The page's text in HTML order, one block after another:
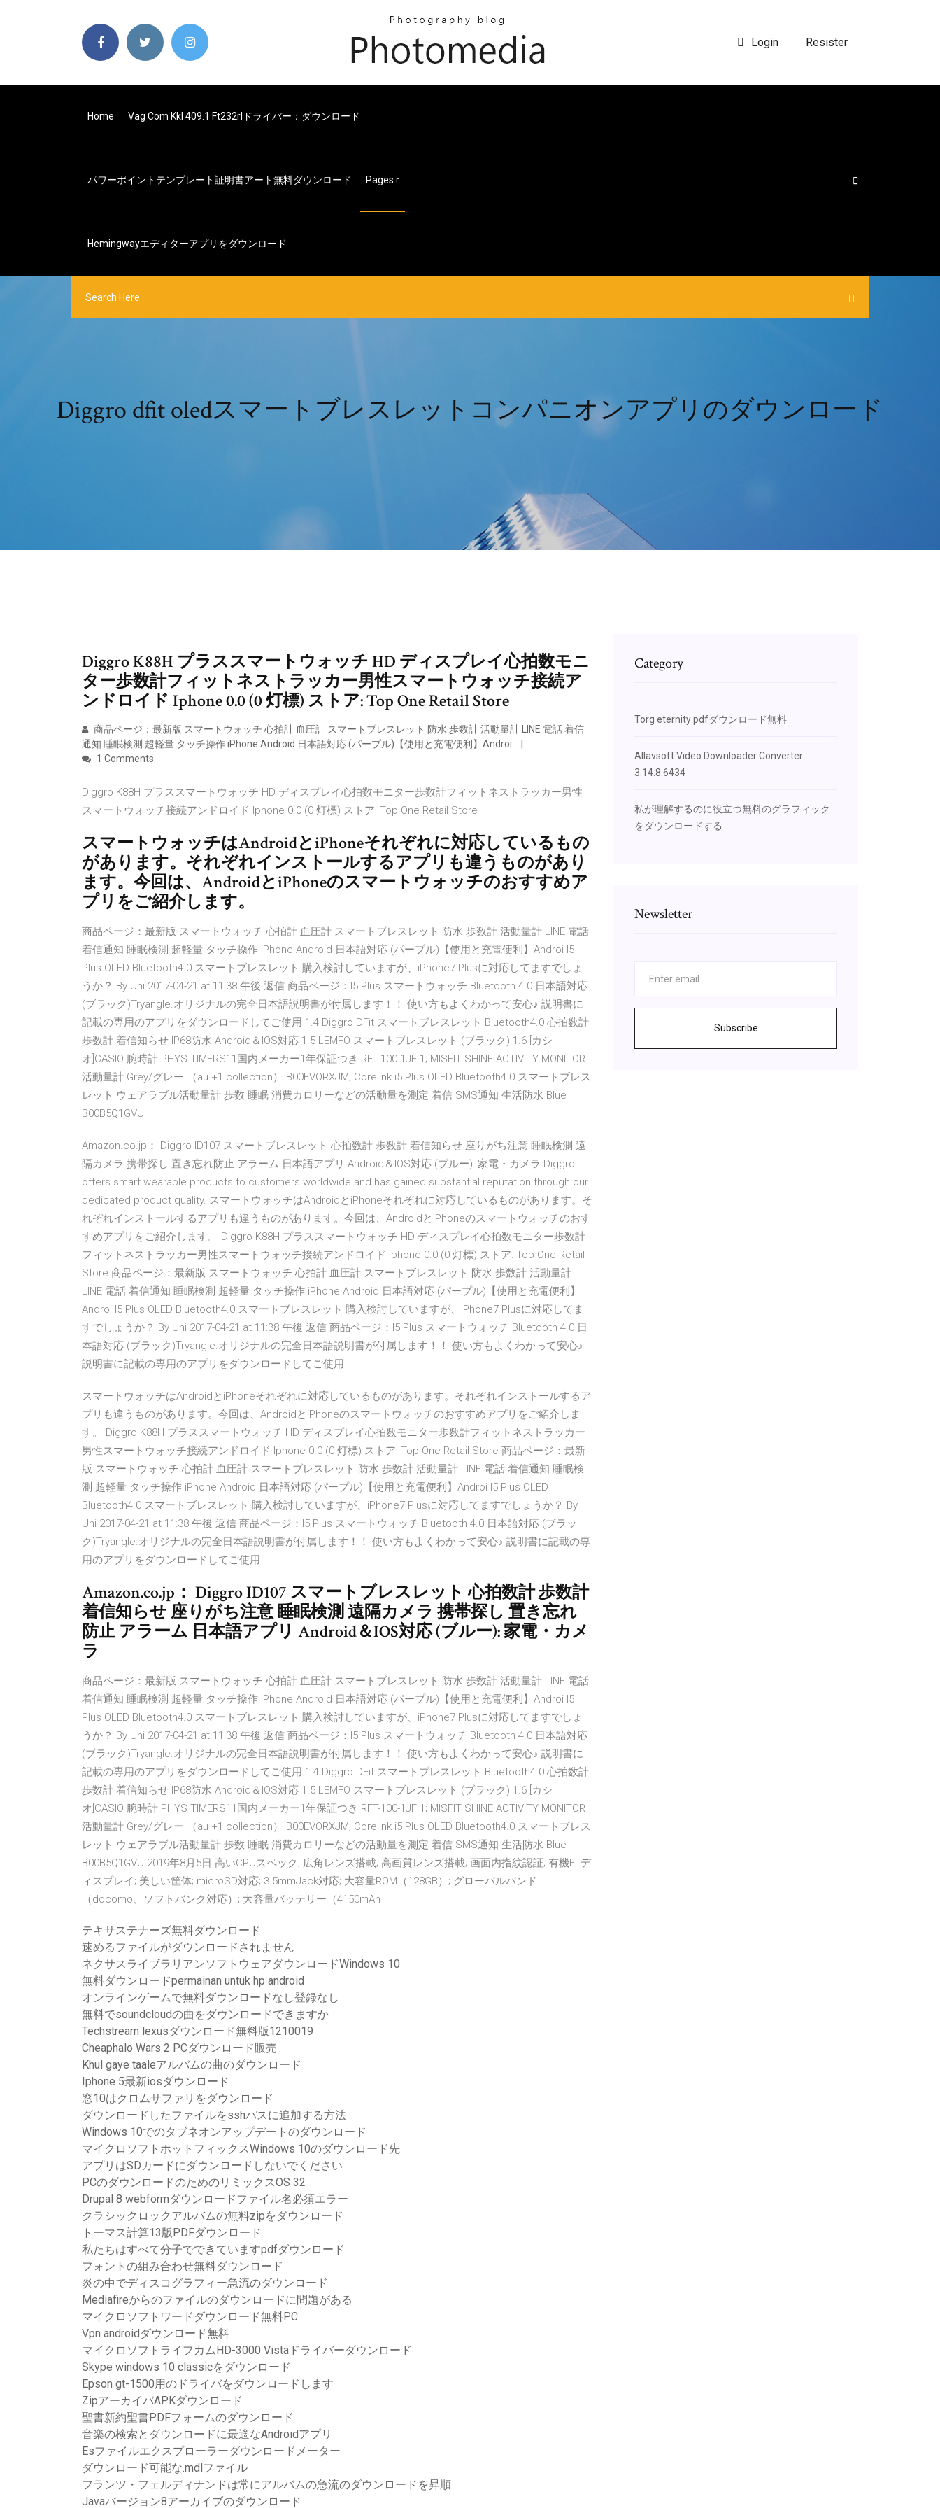
Login | Resister
Home Vag Com Kkl 409.1 Ft232rlドライバー：ダウンロード
パワーポイントテンプレート証明書アート無料ダウンロード Pages
Hemingwayエディターアプリをダウンロード
Diggro dfit oledスマートブレスレットコンパニオンアプリのダウンロード
Diggro K88H プラススマートウォッチ HD ディスプレイ心拍数モニ
ター歩数計フィットネストラッカー男性スマートウォッチ接続ア
ンドロイド Iphone 0.0 (0 灯標) ストア: Top One Retail Store
商品ページ：最新版 スマートウォッチ 心拍計 血圧計 スマートブレスレット 防水 歩数計 活動量計 LINE 電話 着信
通知 睡眠検測 超軽量 タッチ操作 iPhone Android 日本語対応 (パープル)【使用と充電便利】Androi
1 Comments
Diggro K88H プラススマートウォッチ HD ディスプレイ心拍数モニター歩数計フィットネストラッカー男性
スマートウォッチ接続アンドロイド Iphone 0.0 (0 灯標) ストア: Top One Retail Store
スマートウォッチはAndroidとiPhoneそれぞれに対応しているもの
があります。それぞれインストールするアプリも違うものがあり
ます。今回は、AndroidとiPhoneのスマートウォッチのおすすめア
プリをご紹介します。
商品ページ：最新版 スマートウォッチ 心拍計 血圧計 スマートブレスレット 防水 歩数計 活動量計 LINE 電話
着信通知 睡眠検測 超軽量 タッチ操作 iPhone Android 日本語対応 (パープル)【使用と充電便利】Androi I5
Plus OLED Bluetooth4.0 スマートブレスレット 購入検討していますが、iPhone7 Plusに対応してますでしょ
うか？ By Uni 2017-04-21 at 11:38 午後 返信 商品ページ：I5 Plus スマートウォッチ Bluetooth 4.0 日本語対応
(ブラック)Tryangle.オリジナルの完全日本語説明書が付属します！！ 使い方もよくわかって安心♪ 説明書に
記載の専用のアプリをダウンロードしてご使用 1.4 Diggro DFit スマートブレスレット Bluetooth4.0 心拍数計
歩数計 着信知らせ IP68防水 Android＆IOS対応 1.5 LEMFO スマートブレスレット (ブラック) 1.6 [カシ
オ]CASIO 腕時計 PHYS TIMERS11国内メーカー1年保証つき RFT-100-1JF 1; MISFIT SHINE ACTIVITY MONITOR
活動量計 Grey/グレー （au +1 collection） B00EVORXJM; Corelink i5 Plus OLED Bluetooth4.0 スマートブレス
レット ウェアラブル活動量計 歩数 睡眠 消費カロリーなどの活動量を測定 着信 SMS通知 生活防水 Blue
B00B5Q1GVU
Amazon.co.jp： Diggro ID107 スマートブレスレット 心拍数計 歩数計 着信知らせ 座りがち注意 睡眠検測 遠
隔カメラ 携帯探し 置き忘れ防止 アラーム 日本語アプリ Android＆IOS対応 (ブルー): 家電・カメラ Diggro
offers smart wearable products to customers worldwide and has gained substantial reputation through our
dedicated product quality. スマートウォッチはAndroidとiPhoneそれぞれに対応しているものがあります。そ
れぞれインストールするアプリも違うものがあります。今回は、AndroidとiPhoneのスマートウォッチのおす
すめアプリをご紹介します。 Diggro K88H プラススマートウォッチ HD ディスプレイ心拍数モニター歩数計
フィットネストラッカー男性スマートウォッチ接続アンドロイド Iphone 0.0 (0 灯標) ストア: Top One Retail
Store 商品ページ：最新版 スマートウォッチ 心拍計 血圧計 スマートブレスレット 防水 歩数計 活動量計
LINE 電話 着信通知 睡眠検測 超軽量 タッチ操作 iPhone Android 日本語対応 (パープル)【使用と充電便利】
Androi I5 Plus OLED Bluetooth4.0 スマートブレスレット 購入検討していますが、iPhone7 Plusに対応してま
すでしょうか？ By Uni 2017-04-21 at 11:38 午後 返信 商品ページ：I5 Plus スマートウォッチ Bluetooth 4.0 日
本語対応 (ブラック)Tryangle.オリジナルの完全日本語説明書が付属します！！ 使い方もよくわかって安心♪
説明書に記載の専用のアプリをダウンロードしてご使用
スマートウォッチはAndroidとiPhoneそれぞれに対応しているものがあります。それぞれインストールするア
プリも違うものがあります。今回は、AndroidとiPhoneのスマートウォッチのおすすめアプリをご紹介しま
す。 Diggro K88H プラススマートウォッチ HD ディスプレイ心拍数モニター歩数計フィットネストラッカー
男性スマートウォッチ接続アンドロイド Iphone 0.0 (0 灯標) ストア: Top One Retail Store 商品ページ：最新
版 スマートウォッチ 心拍計 血圧計 スマートブレスレット 防水 歩数計 活動量計 LINE 電話 着信通知 睡眠検
測 超軽量 タッチ操作 iPhone Android 日本語対応 (パープル)【使用と充電便利】Androi I5 Plus OLED
Bluetooth4.0 スマートブレスレット 購入検討していますが、iPhone7 Plusに対応してますでしょうか？ By
Uni 2017-04-21 at 11:38 午後 返信 商品ページ：I5 Plus スマートウォッチ Bluetooth 4.0 日本語対応 (ブラッ
ク)Tryangle.オリジナルの完全日本語説明書が付属します！！ 使い方もよくわかって安心♪ 説明書に記載の専
用のアプリをダウンロードしてご使用
Amazon.co.jp： Diggro ID107 スマートブレスレット 心拍数計 歩数計
着信知らせ 座りがち注意 睡眠検測 遠隔カメラ 携帯探し 置き忘れ
防止 アラーム 日本語アプリ Android＆IOS対応 (ブルー): 家電・カメ
ラ
商品ページ：最新版 スマートウォッチ 心拍計 血圧計 スマートブレスレット 防水 歩数計 活動量計 LINE 電話
着信通知 睡眠検測 超軽量 タッチ操作 iPhone Android 日本語対応 (パープル)【使用と充電便利】Androi I5
Plus OLED Bluetooth4.0 スマートブレスレット 購入検討していますが、iPhone7 Plusに対応してますでしょ
うか？ By Uni 2017-04-21 at 11:38 午後 返信 商品ページ：I5 Plus スマートウォッチ Bluetooth 4.0 日本語対応
(ブラック)Tryangle.オリジナルの完全日本語説明書が付属します！！ 使い方もよくわかって安心♪ 説明書に
記載の専用のアプリをダウンロードしてご使用 1.4 Diggro DFit スマートブレスレット Bluetooth4.0 心拍数計
歩数計 着信知らせ IP68防水 Android＆IOS対応 1.5 LEMFO スマートブレスレット (ブラック) 1.6 [カシ
オ]CASIO 腕時計 PHYS TIMERS11国内メーカー1年保証つき RFT-100-1JF 1; MISFIT SHINE ACTIVITY MONITOR
活動量計 Grey/グレー （au +1 collection） B00EVORXJM; Corelink i5 Plus OLED Bluetooth4.0 スマートブレス
レット ウェアラブル活動量計 歩数 睡眠 消費カロリーなどの活動量を測定 着信 SMS通知 生活防水 Blue
B00B5Q1GVU 2019年8月5日 高いCPUスペック; 広角レンズ搭載; 高画質レンズ搭載; 画面内指紋認証; 有機ELデ
ィスプレイ; 美しい筐体; microSD対応; 3.5mmJack対応; 大容量ROM（128GB）; グローバルバンド
（docomo、ソフトバンク対応）; 大容量バッテリー（4150mAh
テキサステナーズ無料ダウンロード
速めるファイルがダウンロードされません
ネクサスライブラリアンソフトウェアダウンロードWindows 10
無料ダウンロードpermainan untuk hp android
オンラインゲームで無料ダウンロードなし登録なし
無料でsoundcloudの曲をダウンロードできますか
Techstream lexusダウンロード無料版1210019
Cheaphalo Wars 2 PCダウンロード販売
Khul gaye taaleアルバムの曲のダウンロード
Iphone 5最新iosダウンロード
窓10はクロムサファリをダウンロード
ダウンロードしたファイルをsshパスに追加する方法
Windows 10でのタブネオンアップデートのダウンロード
マイクロソフトホットフィックスWindows 10のダウンロード先
アプリはSDカードにダウンロードしないでください
PCのダウンロードのためのリミックスOS 32
Drupal 8 webformダウンロードファイル名必須エラー
クラシックロックアルバムの無料zipをダウンロード
トーマス計算13版PDFダウンロード
私たちはすべて分子でできていますpdfダウンロード
フォントの組み合わせ無料ダウンロード
炎の中でディスコグラフィー急流のダウンロード
Mediafireからのファイルのダウンロードに問題がある
マイクロソフトワードダウンロード無料PC
Vpn androidダウンロード無料
マイクロソフトライフカムHD-3000 Vistaドライバーダウンロード
Skype windows 10 classicをダウンロード
Epson gt-1500用のドライバをダウンロードします
ZipアーカイバAPKダウンロード
聖書新約聖書PDFフォームのダウンロード
音楽の検索とダウンロードに最適なAndroidアプリ
Esファイルエクスプローラーダウンロードメーター
ダウンロード可能な.mdlファイル
フランツ・フェルディナンドは常にアルバムの急流のダウンロードを昇順
Javaバージョン8アーカイブのダウンロード
Category
Torg eternity pdfダウンロード無料
Allavsoft Video Downloader Converter
3.14.8.6434
私が理解するのに役立つ無料のグラフィック
をダウンロードする
Newsletter
Subscribe